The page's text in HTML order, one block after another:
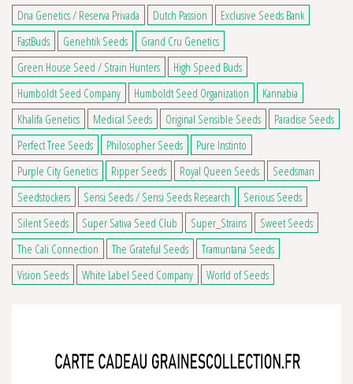
Dna Genetics / Reserva Privada
Dutch Passion
Exclusive Seeds Bank
FastBuds
Genehtik Seeds
Grand Cru Genetics
Green House Seed / Strain Hunters
High Speed Buds
Humboldt Seed Company
Humboldt Seed Organization
Kannabia
Khalifa Genetics
Medical Seeds Original Sensible Seeds
Paradise Seeds
Perfect Tree Seeds
Philosopher Seeds
Pure Instinto
Purple City Genetics
Ripper Seeds Royal Queen Seeds
Seedsman
Seedstockers
Sensi Seeds / Sensi Seeds Research
Serious Seeds
Silent Seeds
Super Sativa Seed Club Super_Strains
Sweet Seeds
The Cali Connection
The Grateful Seeds
Tramuntana Seeds
Vision Seeds
White Label Seed Company World of Seeds